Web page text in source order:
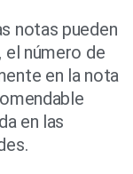
notas pueden
el número de
en la nota
en las